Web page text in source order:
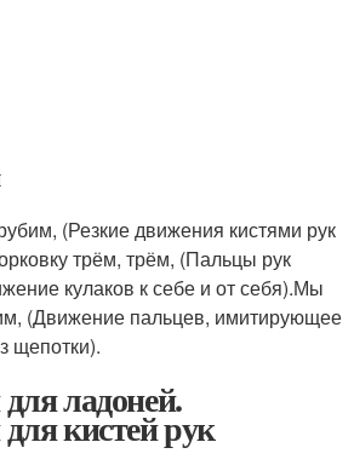
(Резкие движения кистями рук
трём, трём, (Пальцы рук
кулаков к себе и от себя).Мы
(Движение пальцев, имитирующее
щепотки).
ладоней.
кистей рук